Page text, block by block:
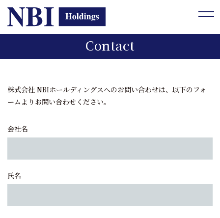
Contact
株式会社 NBIホールディングスへのお問い合わせは、以下のフォ
ームよりお問い合わせください。
会社名
氏名